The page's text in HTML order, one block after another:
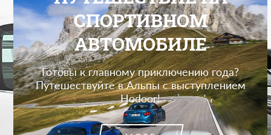
СПОРТИВНОМ
АВТОМОБИЛЕ
Готовы к главному приключению года?
Путешествуйте в Альпы с выступлением
Hodoor!